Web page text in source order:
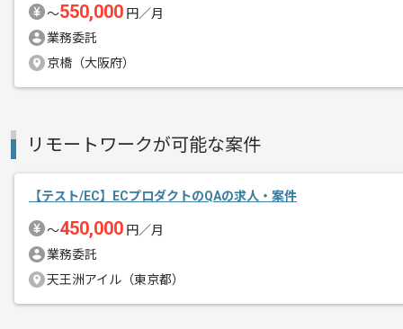
〜550,000 円／月
業務委託
京橋（大阪府）
リモートワークが可能な案件
【テスト/EC】ECプロダクトのQAの求人・案件
〜450,000 円／月
業務委託
天王洲アイル（東京都）